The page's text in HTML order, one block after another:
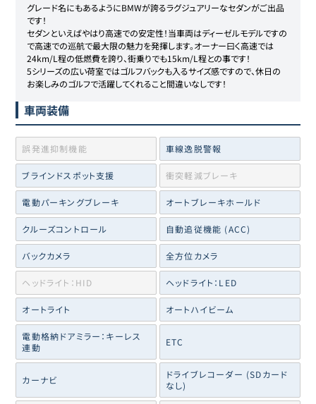
グレード名にもあるようにBMWが誇るラグジュアリーなセダンがご出品
です！
セダンといえばやはり高速での安定性！当車両はディーゼルモデルですの
で高速での巡航で最大限の魅力を発揮します。オーナー曰く高速では
24km/L程の低燃費を誇り、街乗りでも15km/L程との事です！
5シリーズの広い荷室ではゴルフバックも入るサイズ感ですので、休日の
お楽しみのゴルフで活躍してくれること間違いなしです！
車両装備
誤発進抑制機能 車線逸脱警報
ブラインドスポット支援 衝突軽減ブレーキ
電動パーキングブレーキ オートブレーキホールド
クルーズコントロール 自動追従機能 (ACC)
バックカメラ 全方位カメラ
ヘッドライト：HID ヘッドライト：LED
オートライト オートハイビーム
電動格納ドアミラー：キーレス
連動
ETC
カーナビ
ドライブレコーダー (SDカード
なし)